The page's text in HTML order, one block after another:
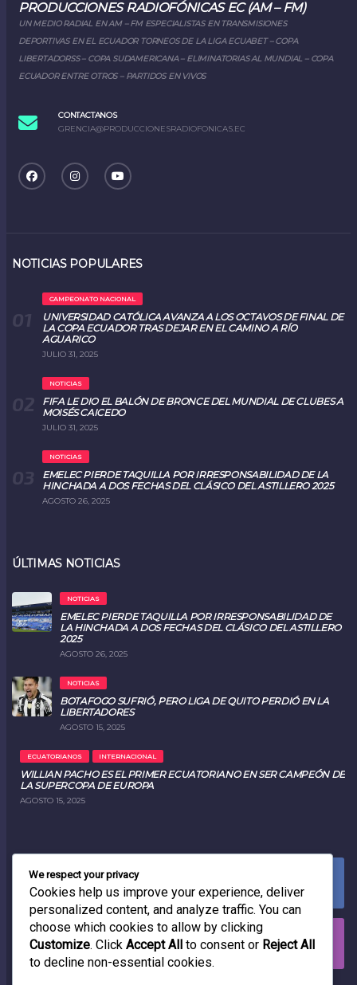
PRODUCCIONES RADIOFÓNICAS EC (AM – FM)
UN MEDIO RADIAL EN AM – FM ESPECIALISTAS EN TRANSMISIONES
DEPORTIVAS EN EL ECUADOR TORNEOS DE LA LIGA ECUABET – COPA
LIBERTADORSS – COPA SUDAMERICANA – ELIMINATORIAS AL MUNDIAL – COPA
ECUADOR ENTRE OTROS – PARTIDOS EN VIVOS
CONTACTANOS
GRENCIA@PRODUCCIONESRADIOFONICAS.EC
NOTICIAS POPULARES
CAMPEONATO NACIONAL
UNIVERSIDAD CATÓLICA AVANZA A LOS OCTAVOS DE FINAL DE
LA COPA ECUADOR TRAS DEJAR EN EL CAMINO A RÍO
AGUARICO
JULIO 31, 2025
NOTICIAS
FIFA LE DIO EL BALÓN DE BRONCE DEL MUNDIAL DE CLUBES A
MOISÉS CAICEDO
JULIO 31, 2025
NOTICIAS
EMELEC PIERDE TAQUILLA POR IRRESPONSABILIDAD DE LA
HINCHADA A DOS FECHAS DEL CLÁSICO DEL ASTILLERO 2025
AGOSTO 26, 2025
ÚLTIMAS NOTICIAS
NOTICIAS
EMELEC PIERDE TAQUILLA POR IRRESPONSABILIDAD DE
LA HINCHADA A DOS FECHAS DEL CLÁSICO DEL ASTILLERO
2025
AGOSTO 26, 2025
NOTICIAS
BOTAFOGO SUFRIÓ, PERO LIGA DE QUITO PERDIÓ EN LA
LIBERTADORES
AGOSTO 15, 2025
ECUATORIANOS INTERNACIONAL
WILLIAN PACHO ES EL PRIMER ECUATORIANO EN SER CAMPEÓN DE
LA SUPERCOPA DE EUROPA
AGOSTO 15, 2025
FACEBOOK
0LIKES
INSTAGRAM
0FOLLOWERS
We respect your privacy
Cookies help us improve your experience, deliver
personalized content, and analyze traffic. You can
choose which cookies to allow by clicking
Customize. Click Accept All to consent or Reject All
to decline non-essential cookies.